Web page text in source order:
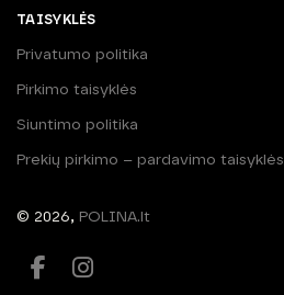
TAISYKLĖS
Privatumo politika
Pirkimo taisyklės
Siuntimo politika
Prekių pirkimo – pardavimo taisyklės
© 2026, POLINA.lt